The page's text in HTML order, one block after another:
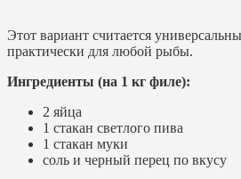
Этот вариант считается
практически для любой рыбы.
Ингредиенты (на 1 кг филе):
2 яйца
1 стакан светлого пива
1 стакан муки
соль и черный перец по вкусу